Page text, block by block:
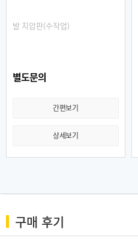
발 지압판(수작업)
별도문의
간편보기
상세보기
구매 후기